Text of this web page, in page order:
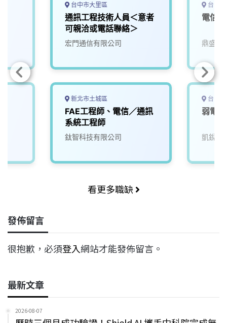
台中市大里區
通訊工程技術人員＜意者
可親洽或電話聯絡＞
宏門通信有限公司
新北市土城區
FAE工程師、電信／通訊
系統工程師
鈦智科技有限公司
台中
電信/
鼎盛科
台中
弱電
凱銳電
看更多職缺
發佈留言
很抱歉，必須登入網站才能發佈留言。
最新文章
2026-08-07